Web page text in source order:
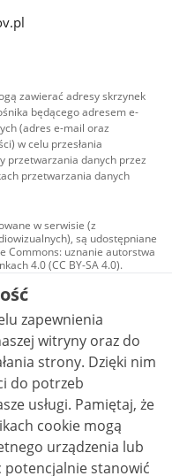
zawierać adresy skrzynek
będącego adresem e-
(adres e-mail oraz
w celu przesłania
przetwarzania danych przez
przetwarzania danych
w serwisie (z
są udostępniane
Commons: uznanie autorstwa
4.0 (CC BY-SA 4.0).
w tym zdjęcia, materiały
na licencji typu
autorstwa użycie
zależnych 4.0 (CC BY-
to stwierdzone inaczej.
zapewnienia
witryny oraz do
Dzięki nim
do potrzeb
Pamiętaj, że
cookie mogą
urządzenia lub
potencjalnie stanowić